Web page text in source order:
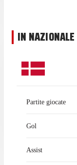
IN NAZIONALE
Partite giocate
Gol
Assist